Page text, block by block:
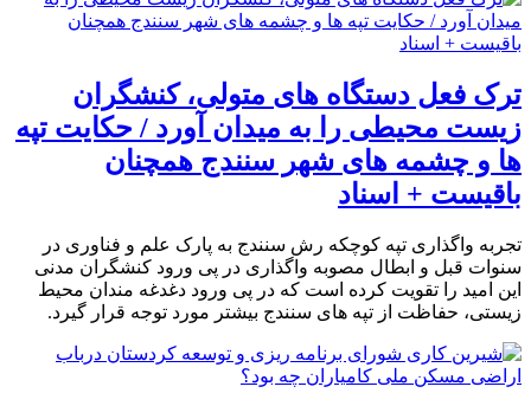
ترک فعل دستگاه های متولی، کنشگران
زیست محیطی را به میدان آورد / حکایت تپه
ها و چشمه های شهر سنندج همچنان
باقیست + اسناد
تجربه واگذاری تپه کوچکه رش سنندج به پارک علم و فناوری در
سنوات قبل و ابطال مصوبه واگذاری در پی ورود کنشگران مدنی
این امید را تقویت کرده است که در پی ورود دغدغه مندان محیط
زیستی، حفاظت از تپه های سنندج بیشتر مورد توجه قرار گیرد.